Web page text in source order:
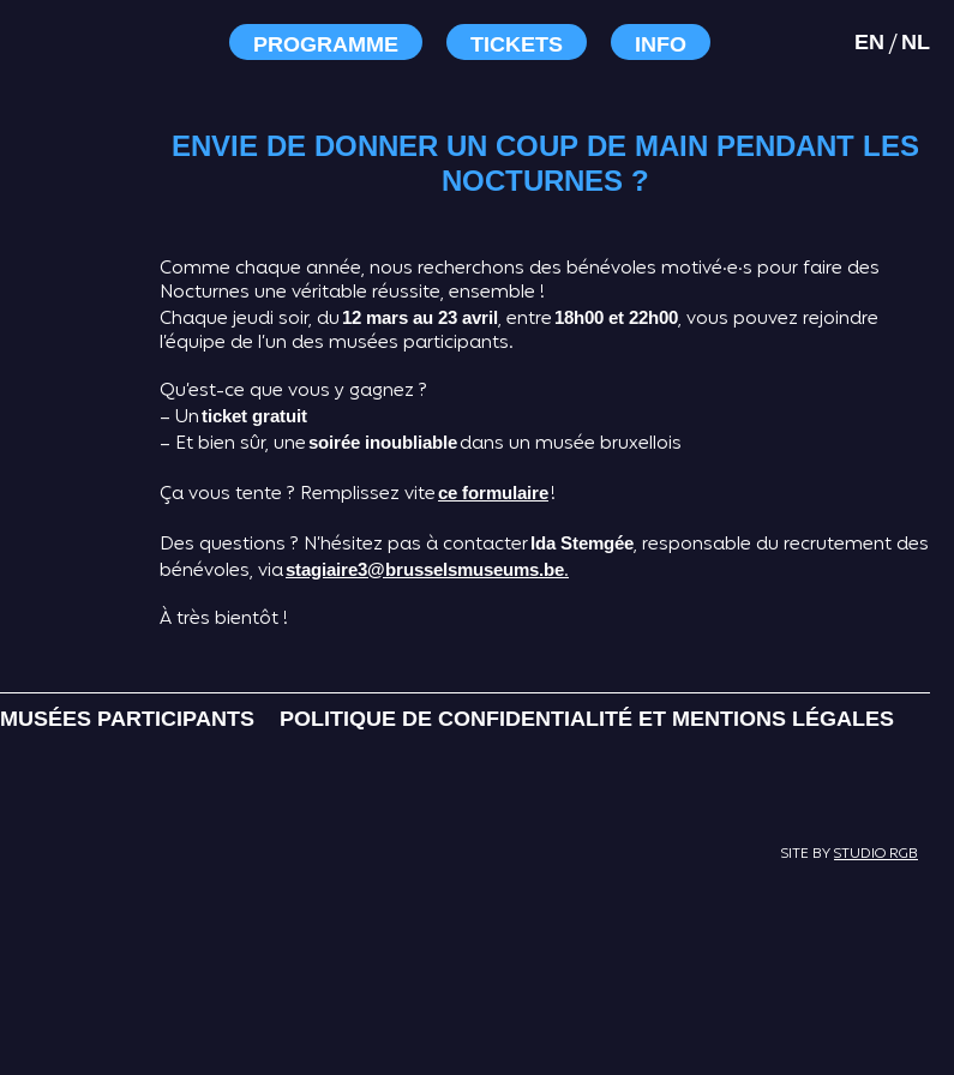
PROGRAMME TICKETS INFO EN / NL
ENVIE DE DONNER UN COUP DE MAIN PENDANT LES
NOCTURNES ?
Comme chaque année, nous recherchons des bénévoles motivé·e·s pour faire des
Nocturnes une véritable réussite, ensemble !
Chaque jeudi soir, du 12 mars au 23 avril, entre 18h00 et 22h00, vous pouvez rejoindre
l’équipe de l’un des musées participants.
Qu’est-ce que vous y gagnez ?
– Unticket gratuit
– Et bien sûr, unesoirée inoubliabledans un musée bruxellois
Ça vous tente ? Remplissez vitece formulaire!
Des questions ? N’hésitez pas à contacterIda Stemgée, responsable du recrutement des
bénévoles, viastagiaire3@brusselsmuseums.be.
À très bientôt !
MUSÉES PARTICIPANTS POLITIQUE DE CONFIDENTIALITÉ ET MENTIONS LÉGALES
SITE BYSTUDIO RGB